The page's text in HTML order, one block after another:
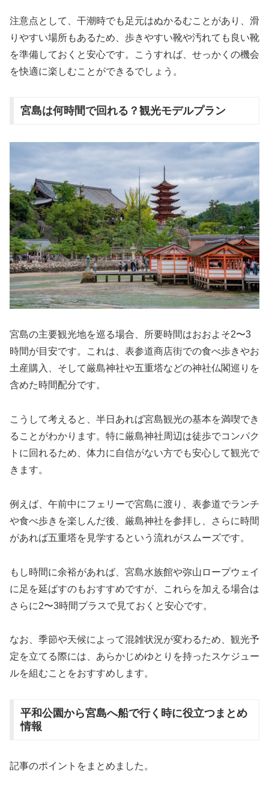
注意点として、干潮時でも足元はぬかるむことがあり、滑
りやすい場所もあるため、歩きやすい靴や汚れても良い靴
を準備しておくと安心です。こうすれば、せっかくの機会
を快適に楽しむことができるでしょう。
宮島は何時間で回れる？観光モデルプラン
宮島の主要観光地を巡る場合、所要時間はおおよそ2〜3
時間が目安です。これは、表参道商店街での食べ歩きやお
土産購入、そして厳島神社や五重塔などの神社仏閣巡りを
含めた時間配分です。
こうして考えると、半日あれば宮島観光の基本を満喫でき
ることがわかります。特に厳島神社周辺は徒歩でコンパク
トに回れるため、体力に自信がない方でも安心して観光で
きます。
例えば、午前中にフェリーで宮島に渡り、表参道でランチ
や食べ歩きを楽しんだ後、厳島神社を参拝し、さらに時間
があれば五重塔を見学するという流れがスムーズです。
もし時間に余裕があれば、宮島水族館や弥山ロープウェイ
に足を延ばすのもおすすめですが、これらを加える場合は
さらに2〜3時間プラスで見ておくと安心です。
なお、季節や天候によって混雑状況が変わるため、観光予
定を立てる際には、あらかじめゆとりを持ったスケジュー
ルを組むことをおすすめします。
平和公園から宮島へ船で行く時に役立つまとめ
情報
記事のポイントをまとめました。